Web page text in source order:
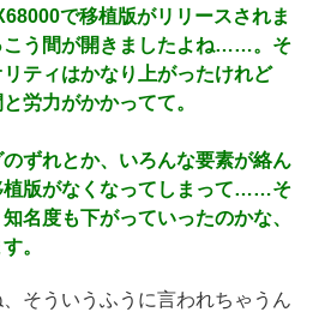
で移植版がリリースされま
こう間が開きましたよね……。そ
ティはかなり上がったけれど
労力がかかってて。
ずれとか、いろんな要素が絡ん
植版がなくなってしまって……そ
名度も下がっていったのかな、
。
そういうふうに言われちゃうん